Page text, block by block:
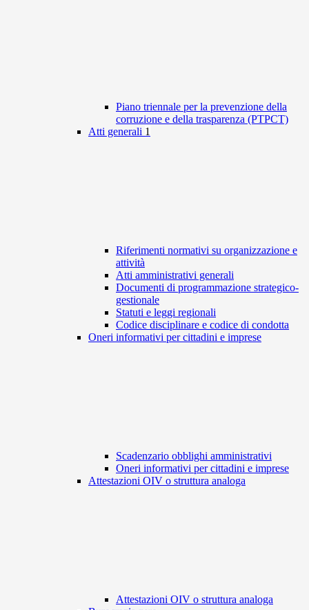
Piano triennale per la prevenzione della
corruzione e della trasparenza (PTPCT)
Atti generali 1
Riferimenti normativi su organizzazione e
attività
Atti amministrativi generali
Documenti di programmazione strategico-
gestionale
Statuti e leggi regionali
Codice disciplinare e codice di condotta
Oneri informativi per cittadini e imprese
Scadenzario obblighi amministrativi
Oneri informativi per cittadini e imprese
Attestazioni OIV o struttura analoga
Attestazioni OIV o struttura analoga